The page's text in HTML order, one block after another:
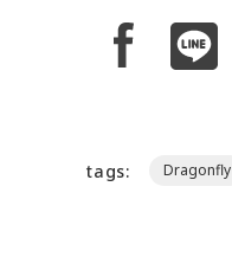
tags: Dragonfly